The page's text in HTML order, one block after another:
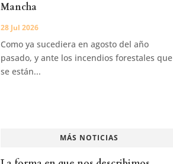
Mancha
28 Jul 2026
Como ya sucediera en agosto del año
pasado, y ante los incendios forestales que
se están...
MÁS NOTICIAS